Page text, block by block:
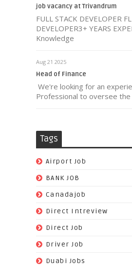
job vacancy at Trivandrum
FULL STACK DEVELOPER
DEVELOPER3+ YEARS
Knowledge
Aug 21 2025
Head of Finance
We're looking for an
Professional to oversee the
Tags
Airport Job
BANK JOB
Canadajob
Direct Intreview
Direct Job
Driver Job
Duabi Jobs